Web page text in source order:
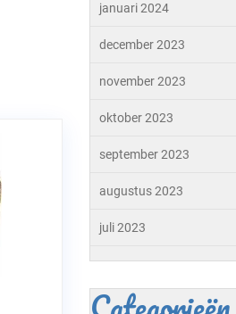
januari 2024
december 2023
november 2023
oktober 2023
september 2023
augustus 2023
juli 2023